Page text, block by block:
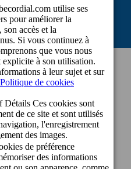
DE CONTACT
El Tablero
de Tirajana - Gran